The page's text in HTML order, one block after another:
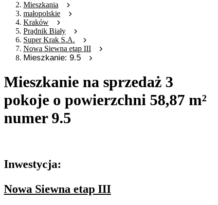
Mieszkania
małopolskie
Kraków
Prądnik Biały
Super Krak S.A.
Nowa Siewna etap III
Mieszkanie: 9.5
Mieszkanie na sprzedaż 3
pokoje o powierzchni 58,87 m²
numer 9.5
Inwestycja:
Nowa Siewna etap III